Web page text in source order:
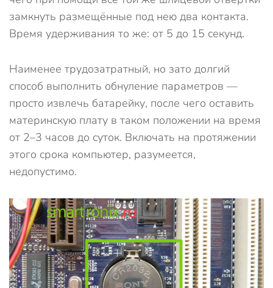
замкнуть размещённые под нею два контакта.
Время удерживания то же: от 5 до 15 секунд.
Наименее трудозатратный, но зато долгий
способ выполнить обнуление параметров —
просто извлечь батарейку, после чего оставить
материнскую плату в таком положении на время
от 2–3 часов до суток. Включать на протяжении
этого срока компьютер, разумеется,
недопустимо.